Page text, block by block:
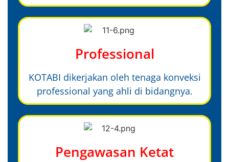
Professional
KOTABI dikerjakan oleh tenaga konveksi
professional yang ahli di bidangnya.
Pengawasan Ketat